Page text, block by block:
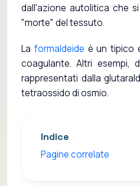
dall'azione autolitica che
"morte" del tessuto.
La formaldeide è un tipico
coagulante. Altri esempi,
rappresentati dalla
tetraossido di osmio.
Indice
Pagine correlate